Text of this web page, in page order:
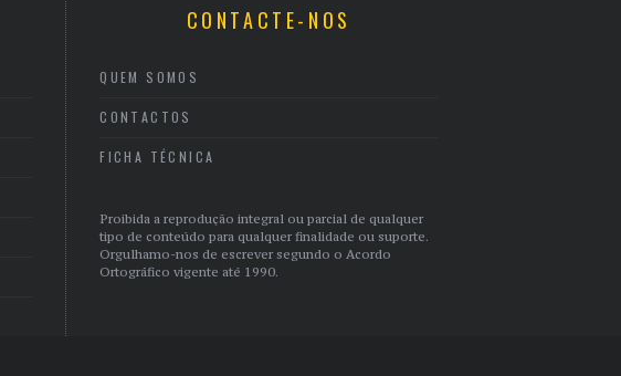
CONTACTE-NOS
QUEM SOMOS
CONTACTOS
FICHA TÉCNICA
Proibida a reprodução integral ou parcial de qualquer
tipo de conteúdo para qualquer finalidade ou suporte.
Orgulhamo-nos de escrever segundo o Acordo
Ortográfico vigente até 1990.